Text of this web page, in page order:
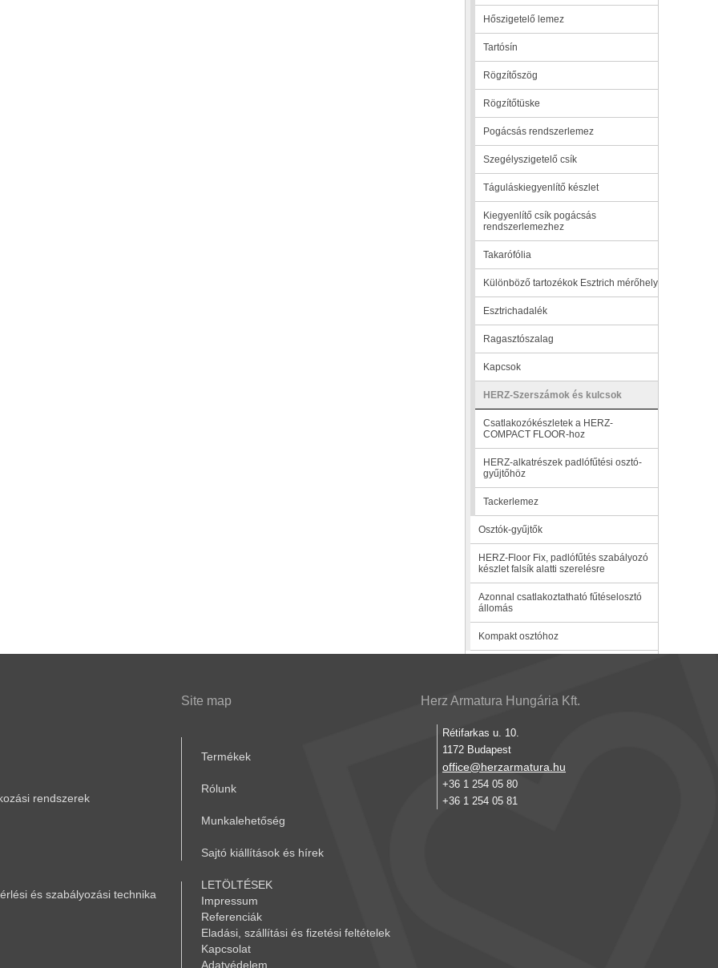
Hőszigetelő lemez
Tartósín
Rögzítőszög
Rögzítőtüske
Pogácsás rendszerlemez
Szegélyszigetelő csík
Táguláskiegyenlítő készlet
Kiegyenlítő csík pogácsás
rendszerlemezhez
Takarófólia
Különböző tartozékok Esztrich mérőhely
Esztrichadalék
Ragasztószalag
Kapcsok
HERZ-Szerszámok és kulcsok
Csatlakozókészletek a HERZ-
COMPACT FLOOR-hoz
HERZ-alkatrészek padlófűtési osztó-
gyűjtőhöz
Tackerlemez
Osztók-gyűjtők
HERZ-Floor Fix, padlófűtés szabályozó
készlet falsík alatti szerelésre
Azonnal csatlakoztatható fűtéselosztó
állomás
Kompakt osztóhoz
rendszerek
és szabályozási technika
Site map
Termékek
Rólunk
Munkalehetőség
Sajtó kiállítások és hírek
LETÖLTÉSEK
Referenciák
Kapcsolat
Impressum
Eladási, szállítási és fizetési feltételek
Adatvédelem
Herz Armatura Hungária Kft.
Rétifarkas u. 10.
1172 Budapest
office@herzarmatura.hu
+36 1 254 05 80
+36 1 254 05 81